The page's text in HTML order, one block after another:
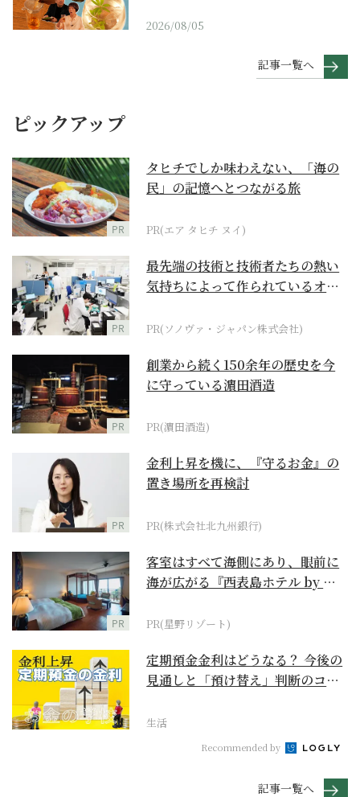
2026/08/05
記事一覧へ
ピックアップ
PR
タヒチでしか味わえない、「海の
民」の記憶へとつながる旅
PR(エア タヒチ ヌイ)
PR
最先端の技術と技術者たちの熱い
気持ちによって作られているオー
PR(ソノヴァ・ジャパン株式会社)
PR
創業から続く150余年の歴史を今
に守っている濵田酒造
PR(濵田酒造)
PR
金利上昇を機に、『守るお金』の
置き場所を再検討
PR(株式会社北九州銀行)
PR
客室はすべて海側にあり、眼前に
海が広がる『西表島ホテル by 星
PR(星野リゾート)
定期預金金利はどうなる？ 今後の
見通しと「預け替え」判断のコツ
生活
Recommended by
記事一覧へ